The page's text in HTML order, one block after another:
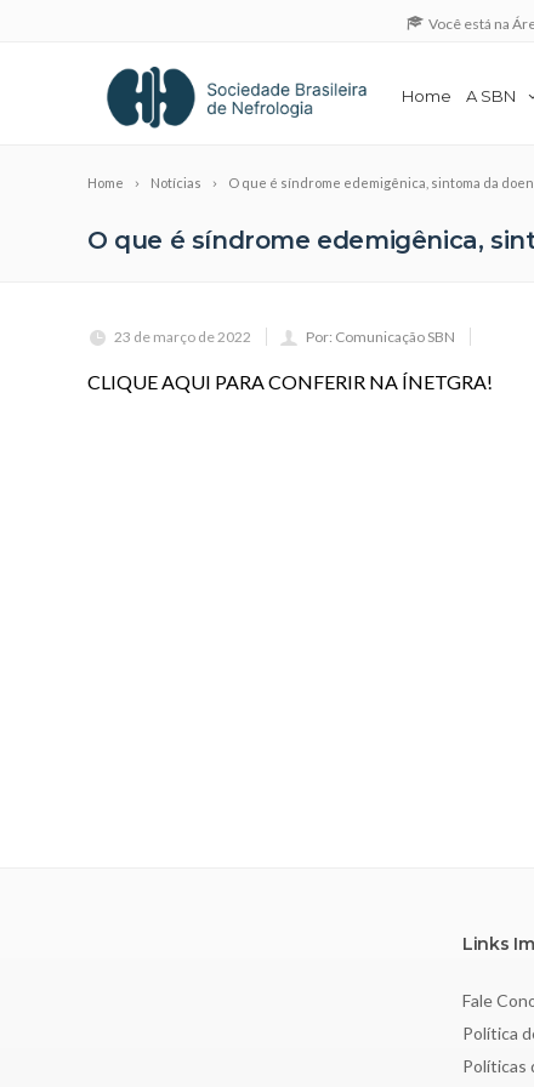
Você está na
Home A SBN
Home Notícias O que é síndrome edemigênica, sintoma da
O que é síndrome edemigênica,
23 de março de 2022 Por: Comunicação SBN
CLIQUE AQUI PARA CONFERIR NA ÍNETGRA!
Links
Fale
Política
Políticas